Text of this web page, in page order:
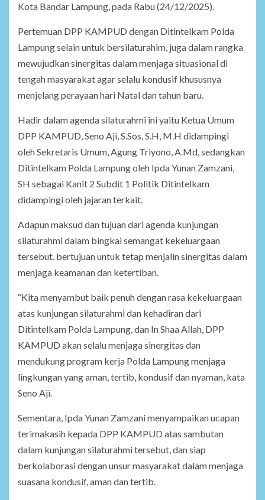
Kota Bandar Lampung, pada Rabu (24/12/2025).
Pertemuan DPP KAMPUD dengan Ditintelkam Polda
Lampung selain untuk bersilaturahim, juga dalam rangka
mewujudkan sinergitas dalam menjaga situasional di
tengah masyarakat agar selalu kondusif khususnya
menjelang perayaan hari Natal dan tahun baru.
Hadir dalam agenda silaturahmi ini yaitu Ketua Umum
DPP KAMPUD, Seno Aji, S.Sos, S.H, M.H didampingi
oleh Sekretaris Umum, Agung Triyono, A.Md, sedangkan
Ditintelkam Polda Lampung oleh Ipda Yunan Zamzani,
SH sebagai Kanit 2 Subdit 1 Politik Ditintelkam
didampingi oleh jajaran terkait.
Adapun maksud dan tujuan dari agenda kunjungan
silaturahmi dalam bingkai semangat kekeluargaan
tersebut, bertujuan untuk tetap menjalin sinergitas dalam
menjaga keamanan dan ketertiban.
“Kita menyambut baik penuh dengan rasa kekeluargaan
atas kunjungan silaturahmi dan kehadiran dari
Ditintelkam Polda Lampung, dan In Shaa Allah, DPP
KAMPUD akan selalu menjaga sinergitas dan
mendukung program kerja Polda Lampung menjaga
lingkungan yang aman, tertib, kondusif dan nyaman, kata
Seno Aji.
Sementara, Ipda Yunan Zamzani menyampaikan ucapan
terimakasih kepada DPP KAMPUD atas sambutan
dalam kunjungan silaturahmi tersebut, dan siap
berkolaborasi dengan unsur masyarakat dalam menjaga
suasana kondusif, aman dan tertib.